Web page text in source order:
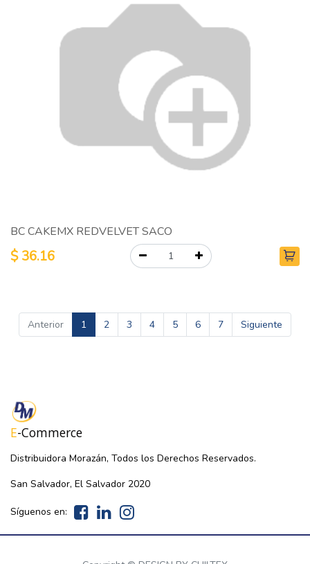
BC CAKEMX REDVELVET SACO
$36.16
Anterior 1 2 3 4 5 6 7 Siguiente
E-Commerce
Distribuidora Morazán, Todos los Derechos Reservados.
San Salvador, El Salvador 2020
Síguenos en: